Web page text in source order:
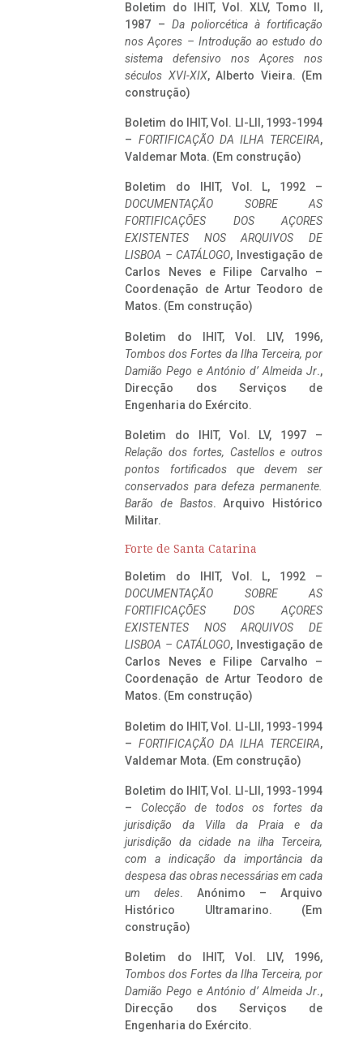
Boletim do IHIT, Vol. XLV, Tomo II,
1987 – Da poliorcética à fortificação
nos Açores – Introdução ao estudo do
sistema defensivo nos Açores nos
séculos XVI-XIX, Alberto Vieira. (Em
construção)
Boletim do IHIT, Vol. LI-LII, 1993-1994
– FORTIFICAÇÃO DA ILHA TERCEIRA,
Valdemar Mota. (Em construção)
Boletim do IHIT, Vol. L, 1992 –
DOCUMENTAÇÃO SOBRE AS
FORTIFICAÇÕES DOS AÇORES
EXISTENTES NOS ARQUIVOS DE
LISBOA – CATÁLOGO, Investigação de
Carlos Neves e Filipe Carvalho –
Coordenação de Artur Teodoro de
Matos. (Em construção)
Boletim do IHIT, Vol. LIV, 1996,
Tombos dos Fortes da Ilha Terceira, por
Damião Pego e António d’ Almeida Jr.,
Direcção dos Serviços de
Engenharia do Exército.
Boletim do IHIT, Vol. LV, 1997 –
Relação dos fortes, Castellos e outros
pontos fortificados que devem ser
conservados para defeza permanente.
Barão de Bastos. Arquivo Histórico
Militar.
Forte de Santa Catarina
Boletim do IHIT, Vol. L, 1992 –
DOCUMENTAÇÃO SOBRE AS
FORTIFICAÇÕES DOS AÇORES
EXISTENTES NOS ARQUIVOS DE
LISBOA – CATÁLOGO, Investigação de
Carlos Neves e Filipe Carvalho –
Coordenação de Artur Teodoro de
Matos. (Em construção)
Boletim do IHIT, Vol. LI-LII, 1993-1994
– FORTIFICAÇÃO DA ILHA TERCEIRA,
Valdemar Mota. (Em construção)
Boletim do IHIT, Vol. LI-LII, 1993-1994
– Colecção de todos os fortes da
jurisdição da Villa da Praia e da
jurisdição da cidade na ilha Terceira,
com a indicação da importância da
despesa das obras necessárias em cada
um deles. Anónimo – Arquivo
Histórico Ultramarino. (Em
construção)
Boletim do IHIT, Vol. LIV, 1996,
Tombos dos Fortes da Ilha Terceira, por
Damião Pego e António d’ Almeida Jr.,
Direcção dos Serviços de
Engenharia do Exército.